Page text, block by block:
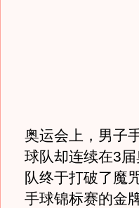
奥运会上，男子
球队却连续在3
队终于打破了魔
手球锦标赛的金牌